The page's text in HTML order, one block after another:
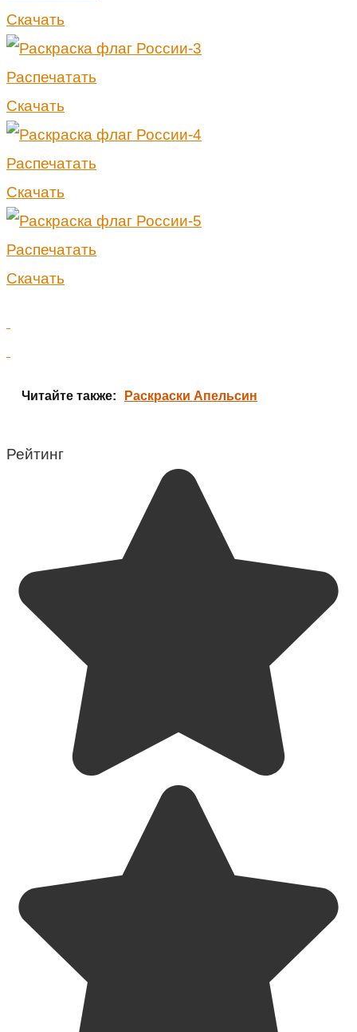
Скачать
Распечатать
Скачать
Распечатать
Скачать
Распечатать
Скачать
Читайте также: Раскраски Апельсин
Рейтинг